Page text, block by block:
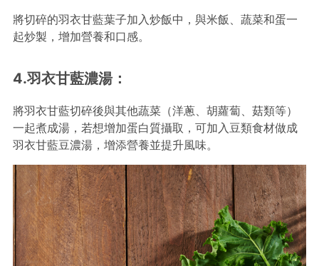
將切碎的羽衣甘藍葉子加入炒飯中，與米飯、蔬菜和蛋一
起炒製，增加營養和口感。
4.羽衣甘藍濃湯：
將羽衣甘藍切碎後與其他蔬菜（洋蔥、胡蘿蔔、菇類等）
一起煮成湯，若想增加蛋白質攝取，可加入豆類食材做成
羽衣甘藍豆濃湯，增添營養並提升風味。